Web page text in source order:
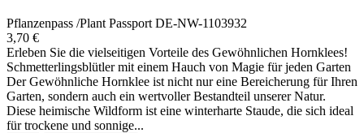
Pflanzenpass /Plant Passport DE-NW-1103932
3,70 €
Erleben Sie die vielseitigen Vorteile des Gewöhnlichen Hornklees!
Schmetterlingsblütler mit einem Hauch von Magie für jeden Garten
Der Gewöhnliche Hornklee ist nicht nur eine Bereicherung für Ihren
Garten, sondern auch ein wertvoller Bestandteil unserer Natur.
Diese heimische Wildform ist eine winterharte Staude, die sich ideal
für trockene und sonnige...